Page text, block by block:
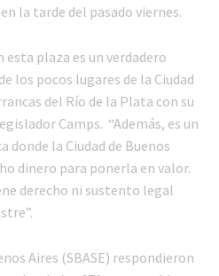
la tarde del pasado viernes.
esta plaza es un verdadero
los pocos lugares de la Ciudad
del Río de la Plata con su
Camps. “Además, es un
la Ciudad de Buenos
dinero para ponerla en valor.
derecho ni sustento legal
Aires (SBASE) respondieron